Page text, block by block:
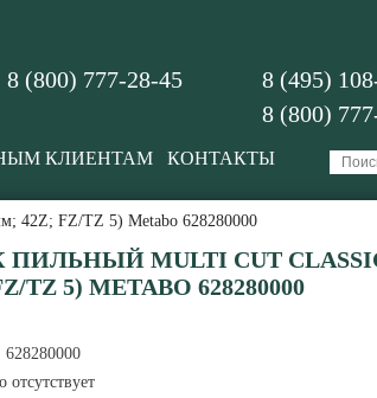
8 (495)
8 (800)
8 (800) 777-28-45
КЛИЕНТАМ КОНТАКТЫ
42Z; FZ/TZ 5) Metabo 628280000
MULTI CUT
TZ 5) METABO 628280000
628280000
отсутствует